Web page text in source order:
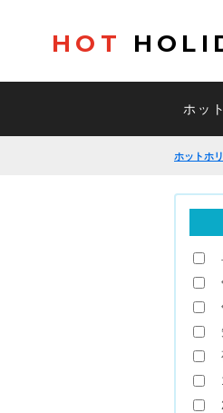
HOT
ホッ
ホットホ